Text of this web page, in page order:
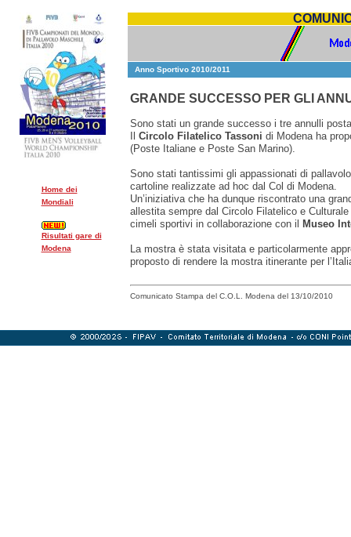
Home dei
Mondiali
Risultati gare di
Modena
Anno Sportivo 2010/2011
GRANDE SUCCESSO PER GLI
Sono stati un grande successo i tre annulli
Circolo Filatelico Tassoni di Modena ha
(Poste Italiane e Poste San Marino).
Sono stati tantissimi gli appassionati di
cartoline realizzate ad hoc dal Col di Modena.
Un’iniziativa che ha dunque riscontrato una
allestita sempre dal Circolo Filatelico e
cimeli sportivi in collaborazione con il
Museo
La mostra è stata visitata e particolarmente
proposto di rendere la mostra itinerante per
Comunicato Stampa del C.O.L. Modena del 13/10/2010